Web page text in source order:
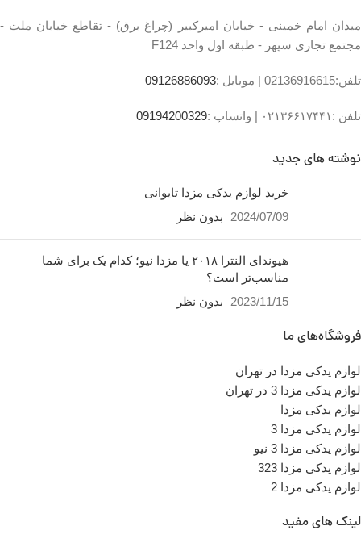
میدان امام خمینی - خیابان امیرکبیر (چراغ برق) - تقاطع خیابان ملت -
مجتمع تجاری سپهر - طبقه اول واحد F124
تلفن:02136916615 | موبایل :09126886093
تلفن :۰۲۱۳۶۶۱۷۴۴۱ | واتساپ :09194200329
نوشته های جدید
خرید لوازم یدکی مزدا تایوانی
2024/07/09
بدون نظر
هیوندای النترا ۲۰۱۸ یا مزدا نیو؛ کدام یک برای شما
مناسب‌تر است؟
2023/11/15
بدون نظر
فروشگاه‌های ما
لوازم یدکی مزدا در تهران
لوازم یدکی مزدا 3 در تهران
لوازم یدکی مزدا
لوازم یدکی مزدا 3
لوازم یدکی مزدا 3 نیو
لوازم یدکی مزدا 323
لوازم یدکی مزدا 2
لینک های مفید